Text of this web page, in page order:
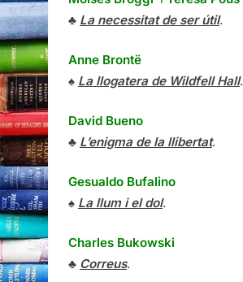
♣ La necessitat de ser útil.
Anne Brontë
♠ La llogatera de Wildfell Hall.
David Bueno
♣ L’enigma de la llibertat.
Gesualdo Bufalino
♠ La llum i el dol.
Charles Bukowski
♣ Correus.